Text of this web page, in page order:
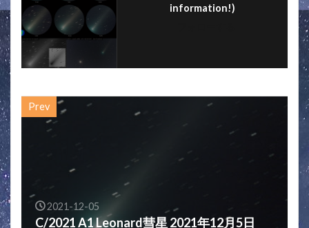
information!)
Prev
2021-12-05
C/2021 A1 Leonard彗星 2021年12月5日